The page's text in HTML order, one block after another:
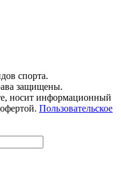
спорта.
защищены.
носит информационный
Пользовательское